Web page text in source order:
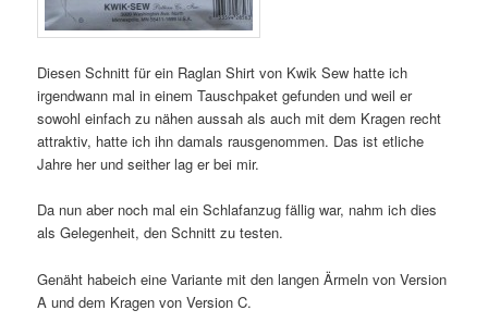
Diesen Schnitt für ein Raglan Shirt von Kwik Sew hatte ich
irgendwann mal in einem Tauschpaket gefunden und weil er
sowohl einfach zu nähen aussah als auch mit dem Kragen recht
attraktiv, hatte ich ihn damals rausgenommen. Das ist etliche
Jahre her und seither lag er bei mir.
Da nun aber noch mal ein Schlafanzug fällig war, nahm ich dies
als Gelegenheit, den Schnitt zu testen.
Genäht habeich eine Variante mit den langen Ärmeln von Version
A und dem Kragen von Version C.